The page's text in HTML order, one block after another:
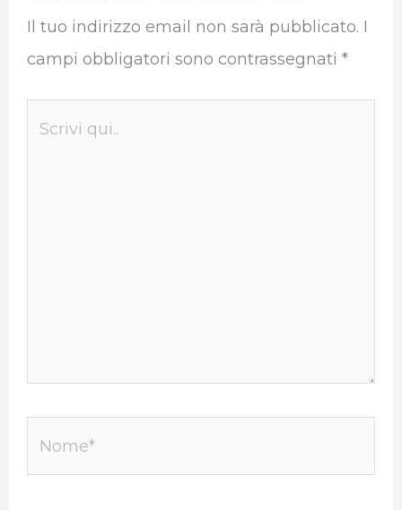
Il tuo indirizzo email non sarà pubblicato. I
campi obbligatori sono contrassegnati *